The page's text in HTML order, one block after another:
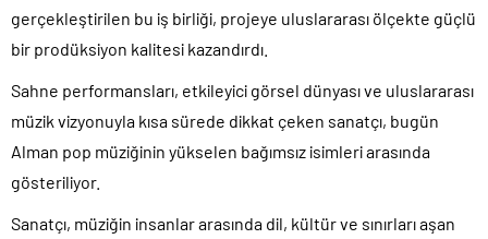
gerçekleştirilen bu iş birliği, projeye uluslararası ölçekte güçlü
bir prodüksiyon kalitesi kazandırdı.
Sahne performansları, etkileyici görsel dünyası ve uluslararası
müzik vizyonuyla kısa sürede dikkat çeken sanatçı, bugün
Alman pop müziğinin yükselen bağımsız isimleri arasında
gösteriliyor.
Sanatçı, müziğin insanlar arasında dil, kültür ve sınırları aşan